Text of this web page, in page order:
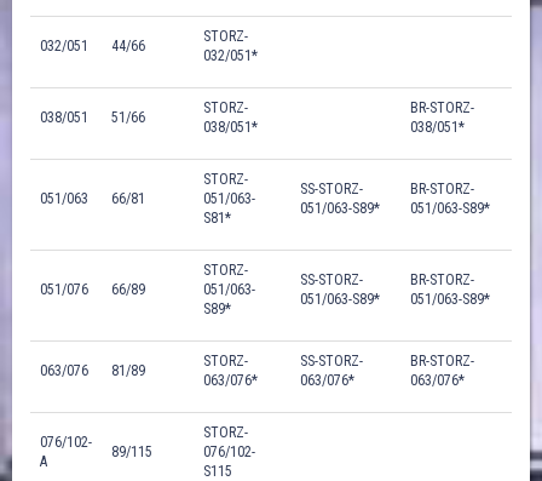
032/051 44/66
STORZ-
032/051*
038/051 51/66
STORZ-
038/051*
BR-STORZ-
038/051*
051/063 66/81
STORZ-
051/063-
S81*
SS-STORZ-
051/063-S89*
BR-STORZ-
051/063-S89*
051/076 66/89
STORZ-
051/063-
S89*
SS-STORZ-
051/063-S89*
BR-STORZ-
051/063-S89*
063/076 81/89
STORZ-
063/076*
SS-STORZ-
063/076*
BR-STORZ-
063/076*
076/102-
A
89/115
STORZ-
076/102-
S115